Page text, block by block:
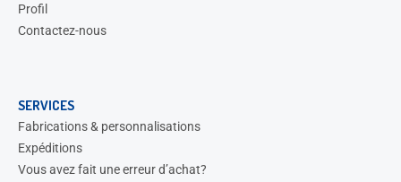
Profil
Contactez-nous
SERVICES
Fabrications & personnalisations
Expéditions
Vous avez fait une erreur d’achat?